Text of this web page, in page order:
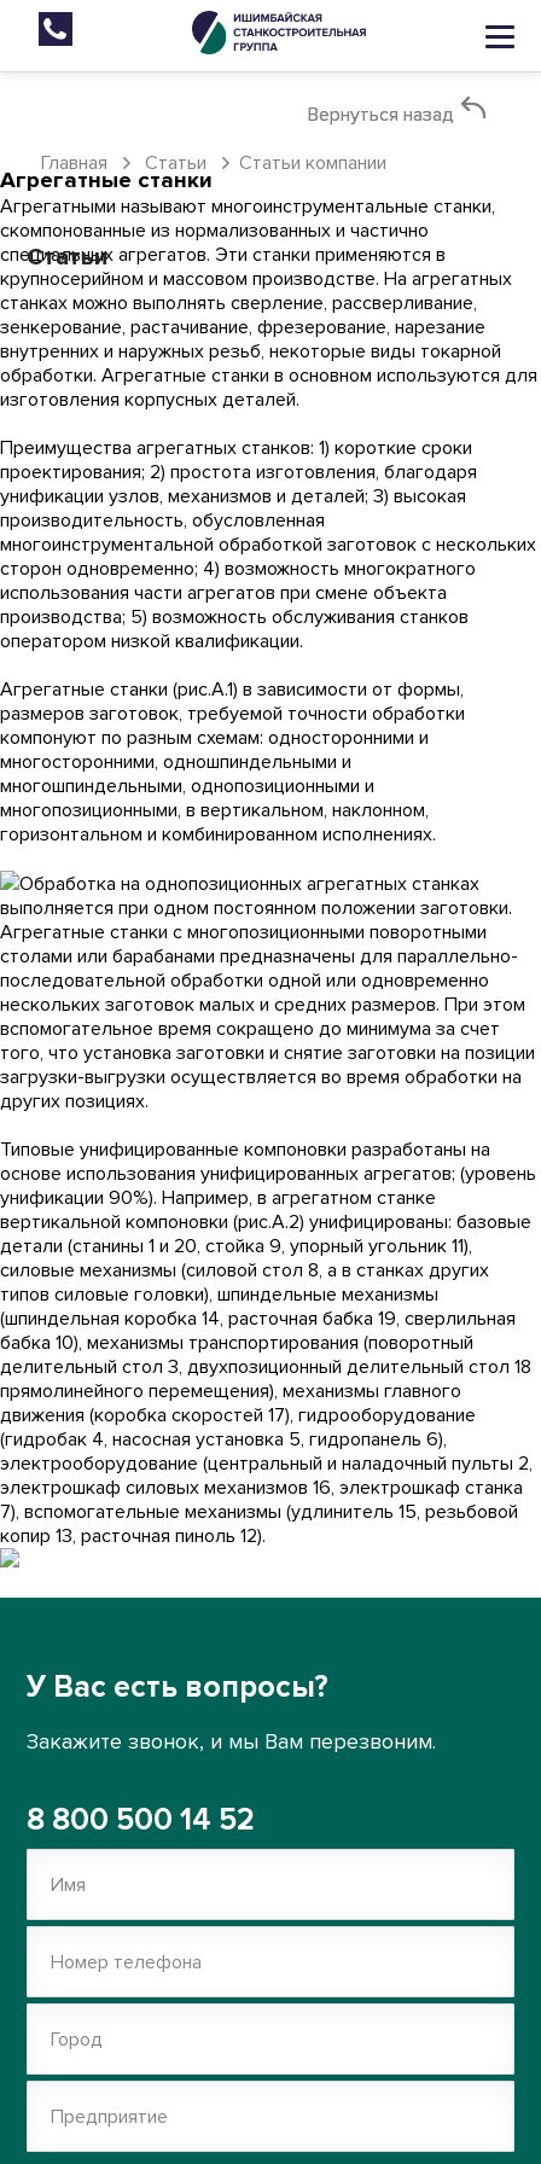
Вернуться назад
Главная
Вернуться назад
Статьи
Статьи компании
Статьи
Агрегатные станки
Агрегатными называют многоинструментальные станки,
скомпонованные из нормализованных и частично
специальных агрегатов. Эти станки применяются в
крупносерийном и массовом производстве. На агрегатных
станках можно выполнять сверление, рассверливание,
зенкерование, растачивание, фрезерование, нарезание
внутренних и наружных резьб, некоторые виды токарной
обработки. Агрегатные станки в основном используются для
изготовления корпусных деталей.
Преимущества агрегатных станков: 1) короткие сроки
проектирования; 2) простота изготовления, благодаря
унификации узлов, механизмов и деталей; 3) высокая
производительность, обусловленная
многоинструментальной обработкой заготовок с нескольких
сторон одновременно; 4) возможность многократного
использования части агрегатов при смене объекта
производства; 5) возможность обслуживания станков
оператором низкой квалификации.
Агрегатные станки (рис.А.1) в зависимости от формы,
размеров заготовок, требуемой точности обработки
компонуют по разным схемам: односторонними и
многосторонними, одношпиндельными и
многошпиндельными, однопозиционными и
многопозиционными, в вертикальном, наклонном,
горизонтальном и комбинированном исполнениях.
Обработка на однопозиционных агрегатных станках
выполняется при одном постоянном положении заготовки.
Агрегатные станки с многопозиционными поворотными
столами или барабанами предназначены для параллельно-
последовательной обработки одной или одновременно
нескольких заготовок малых и средних размеров. При этом
вспомогательное время сокращено до минимума за счет
того, что установка заготовки и снятие заготовки на позиции
загрузки-выгрузки осуществляется во время обработки на
других позициях.
Типовые унифицированные компоновки разработаны на
основе использования унифицированных агрегатов; (уровень
унификации 90%). Например, в агрегатном станке
вертикальной компоновки (рис.А.2) унифицированы: базовые
детали (станины 1 и 20, стойка 9, упорный угольник 11),
силовые механизмы (силовой стол 8, а в станках других
типов силовые головки), шпиндельные механизмы
(шпиндельная коробка 14, расточная бабка 19, сверлильная
бабка 10), механизмы транспортирования (поворотный
делительный стол 3, двухпозиционный делительный стол 18
прямолинейного перемещения), механизмы главного
движения (коробка скоростей 17), гидрооборудование
(гидробак 4, насосная установка 5, гидропанель 6),
электрооборудование (центральный и наладочный пульты 2,
электрошкаф силовых механизмов 16, электрошкаф станка
7), вспомогательные механизмы (удлинитель 15, резьбовой
копир 13, расточная пиноль 12).
У Вас есть вопросы?
Закажите звонок, и мы Вам перезвоним.
8 800 500 14 52
Имя
Номер телефона
Город
Предприятие